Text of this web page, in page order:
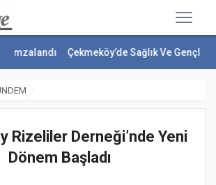
Çekmeköy’de Sağlık Ve Gençlik Yatırımları
Rizeliler Derneği’nde Yeni
Dönem Başladı